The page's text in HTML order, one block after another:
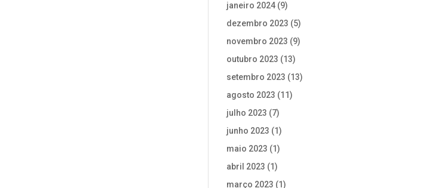
janeiro 2024 (9)
dezembro 2023 (5)
novembro 2023 (9)
outubro 2023 (13)
setembro 2023 (13)
agosto 2023 (11)
julho 2023 (7)
junho 2023 (1)
maio 2023 (1)
abril 2023 (1)
março 2023 (1)